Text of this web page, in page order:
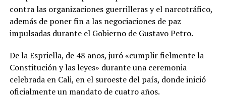
contra las organizaciones guerrilleras y el narcotráfico,
además de poner fin a las negociaciones de paz
impulsadas durante el Gobierno de Gustavo Petro.
De la Espriella, de 48 años, juró «cumplir fielmente la
Constitución y las leyes» durante una ceremonia
celebrada en Cali, en el suroeste del país, donde inició
oficialmente un mandato de cuatro años.